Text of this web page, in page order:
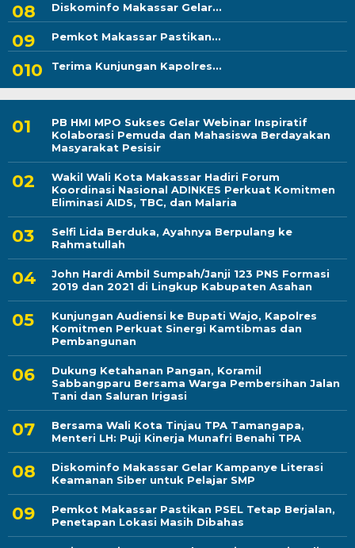
Diskominfo Makassar Gelar...
Pemkot Makassar Pastikan...
Terima Kunjungan Kapolres...
PB HMI MPO Sukses Gelar Webinar Inspiratif
Kolaborasi Pemuda dan Mahasiswa Berdayakan
Masyarakat Pesisir
Wakil Wali Kota Makassar Hadiri Forum
Koordinasi Nasional ADINKES Perkuat Komitmen
Eliminasi AIDS, TBC, dan Malaria
Selfi Lida Berduka, Ayahnya Berpulang ke
Rahmatullah
John Hardi Ambil Sumpah/Janji 123 PNS Formasi
2019 dan 2021 di Lingkup Kabupaten Asahan
Kunjungan Audiensi ke Bupati Wajo, Kapolres
Komitmen Perkuat Sinergi Kamtibmas dan
Pembangunan
Dukung Ketahanan Pangan, Koramil
Sabbangparu Bersama Warga Pembersihan Jalan
Tani dan Saluran Irigasi
Bersama Wali Kota Tinjau TPA Tamangapa,
Menteri LH: Puji Kinerja Munafri Benahi TPA
Diskominfo Makassar Gelar Kampanye Literasi
Keamanan Siber untuk Pelajar SMP
Pemkot Makassar Pastikan PSEL Tetap Berjalan,
Penetapan Lokasi Masih Dibahas